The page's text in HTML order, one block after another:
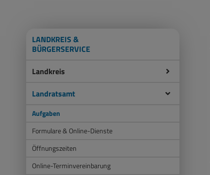
LANDKREIS &
BÜRGERSERVICE
Landkreis
Landratsamt
Aufgaben
Formulare & Online-Dienste
Öffnungszeiten
Online-Terminvereinbarung